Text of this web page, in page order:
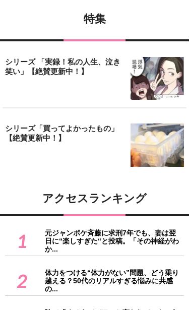
特集
シリーズ 「実録！私の人生、泣き
笑い」【絶賛更新中！】
シリーズ「買ってよかったもの」
【絶賛更新中！】
アクセスランキング
1
元ジャンポケ斉藤に求刑7年でも、妻は翌
日に“楽しすぎた“と投稿。「その神経がわ
か...
2
体力をつける“体力がない”問題、どう乗り
越える？50代のリアルすぎる悩みに共感
の...